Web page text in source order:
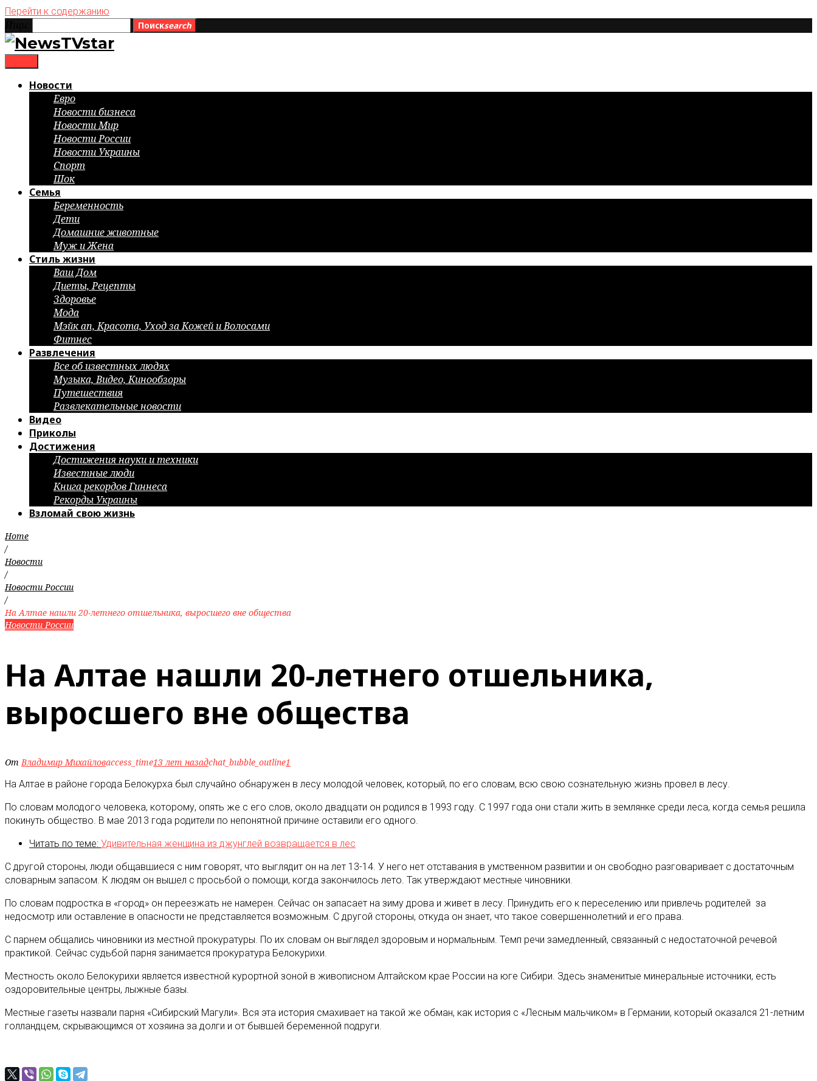
Перейти к содержанию
Поискsearch
Новости
Евро
Новости бизнеса
Новости Мир
Новости России
Новости Украины
Спорт
Шок
Семья
Беременность
Дети
Домашние животные
Муж и Жена
Стиль жизни
Ваш Дом
Диеты, Рецепты
Здоровье
Мода
Мэйк ап, Красота, Уход за Кожей и Волосами
Фитнес
Развлечения
Все об известных людях
Музыка, Видео, Кинообзоры
Путешествия
Развлекательные новости
Видео
Приколы
Достижения
Достижения науки и техники
Известные люди
Книга рекордов Гиннеса
Рекорды Украины
Взломай свою жизнь
Home
/
Новости
/
Новости России
/
На Алтае нашли 20-летнего отшельника, выросшего вне общества
Новости России
На Алтае нашли 20-летнего отшельника,
выросшего вне общества
ОтВладимир Михайловaccess_time13 лет назадchat_bubble_outline1
На Алтае в районе города Белокурха был случайно обнаружен в лесу молодой человек, который, по его словам, всю свою сознательную жизнь провел в лесу.
По словам молодого человека, которому, опять же с его слов, около двадцати он родился в 1993 году. С 1997 года они стали жить в землянке среди леса, когда семья решила
покинуть общество. В мае 2013 года родители по непонятной причине оставили его одного.
Читать по теме: Удивительная женщина из джунглей возвращается в лес
С другой стороны, люди общавшиеся с ним говорят, что выглядит он на лет 13-14. У него нет отставания в умственном развитии и он свободно разговаривает с достаточным
словарным запасом. К людям он вышел с просьбой о помощи, когда закончилось лето. Так утверждают местные чиновники.
По словам подростка в «город» он переезжать не намерен. Сейчас он запасает на зиму дрова и живет в лесу. Принудить его к переселению или привлечь родителей за
недосмотр или оставление в опасности не представляется возможным. С другой стороны, откуда он знает, что такое совершеннолетний и его права.
С парнем общались чиновники из местной прокуратуры. По их словам он выглядел здоровым и нормальным. Темп речи замедленный, связанный с недостаточной речевой
практикой. Сейчас судьбой парня занимается прокуратура Белокурихи.
Местность около Белокурихи является известной курортной зоной в живописном Алтайском крае России на юге Сибири. Здесь знаменитые минеральные источники, есть
оздоровительные центры, лыжные базы.
Местные газеты назвали парня «Сибирский Магули». Вся эта история смахивает на такой же обман, как история с «Лесным мальчиком» в Германии, который оказался 21-летним
голландцем, скрывающимся от хозяина за долги и от бывшей беременной подруги.